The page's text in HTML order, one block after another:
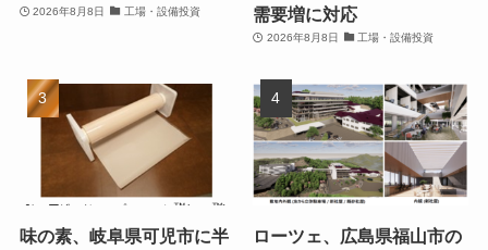
2026年8月8日 工場・設備投資
需要増に対応
2026年8月8日 工場・設備投資
味の素、岐阜県可児市に半
ローツェ、広島県福山市の